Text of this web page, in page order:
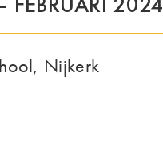
INTERNATIONAL
Nijkerk